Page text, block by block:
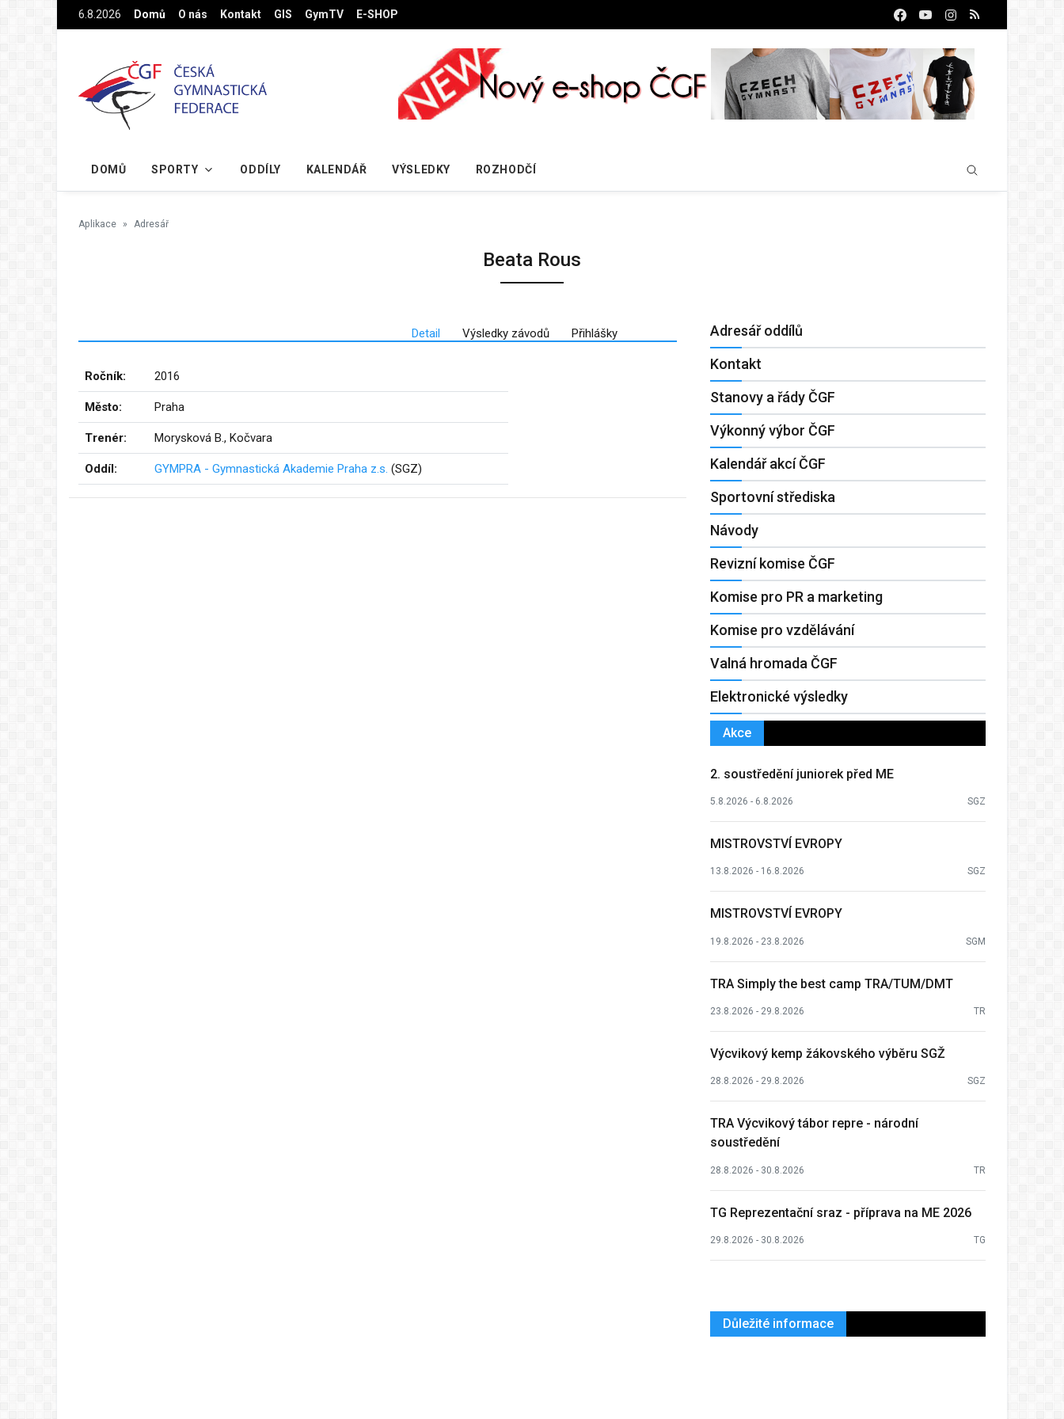
Na hlavní obsah6.8.2026 Domů O nás Kontakt GIS GymTV E-SHOP
DOMŮ SPORTY ODDÍLY KALENDÁŘ VÝSLEDKY ROZHODČÍ
Aplikace Adresář
Beata Rous
Detail Výsledky závodů Přihlášky
Ročník: 2016
Město: Praha
Trenér: Morysková B., Kočvara
Oddíl: GYMPRA - Gymnastická Akademie Praha z.s. (SGZ)
Adresář oddílů
Kontakt
Stanovy a řády ČGF
Výkonný výbor ČGF
Kalendář akcí ČGF
Sportovní střediska
Návody
Revizní komise ČGF
Komise pro PR a marketing
Komise pro vzdělávání
Valná hromada ČGF
Elektronické výsledky
Akce
2. soustředění juniorek před ME
5.8.2026 - 6.8.2026 SGZ
MISTROVSTVÍ EVROPY
13.8.2026 - 16.8.2026 SGZ
MISTROVSTVÍ EVROPY
19.8.2026 - 23.8.2026 SGM
TRA Simply the best camp TRA/TUM/DMT
23.8.2026 - 29.8.2026 TR
Výcvikový kemp žákovského výběru SGŽ
28.8.2026 - 29.8.2026 SGZ
TRA Výcvikový tábor repre - národní
soustředění
28.8.2026 - 30.8.2026 TR
TG Reprezentační sraz - příprava na ME 2026
29.8.2026 - 30.8.2026 TG
Důležité informace